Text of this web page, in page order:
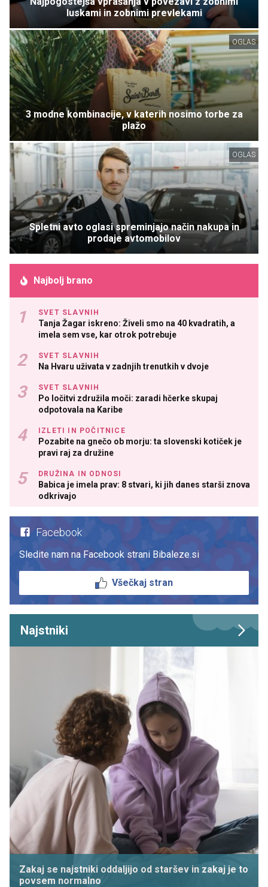
luskami in zobnimi prevlekami
OGLAS
3 modne kombinacije, v katerih nosimo torbe za
plažo
OGLAS
Spletni avto oglasi spreminjajo način nakupa in
prodaje avtomobilov
Najbolj brano
SVET SLAVNIH
Tanja Žagar iskreno: Živeli smo na 40 kvadratih, a
imela sem vse, kar otrok potrebuje
SVET SLAVNIH
Na Hvaru uživata v zadnjih trenutkih v dvoje
SVET SLAVNIH
Po ločitvi združila moči: zaradi hčerke skupaj
odpotovala na Karibe
IZLETI IN POČITNICE
Pozabite na gnečo ob morju: ta slovenski kotiček je
pravi raj za družine
DRUŽINA IN ODNOSI
Babica je imela prav: 8 stvari, ki jih danes starši znova
odkrivajo
Facebook
Sledite nam na Facebook strani Bibaleze.si
Všečkaj stran
Najstniki
Zakaj se najstniki oddaljijo od staršev in zakaj je to
povsem normalno